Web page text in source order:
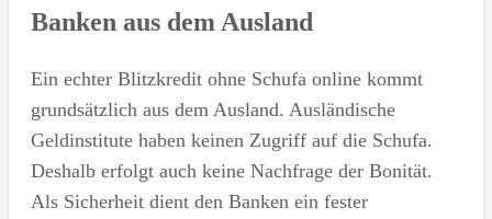
Banken aus dem Ausland
Ein echter Blitzkredit ohne Schufa online kommt
grundsätzlich aus dem Ausland. Ausländische
Geldinstitute haben keinen Zugriff auf die Schufa.
Deshalb erfolgt auch keine Nachfrage der Bonität.
Als Sicherheit dient den Banken ein fester